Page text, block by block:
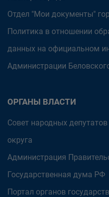
Отдел "Мои документы"
Политика в отношении
данных на официальном
Администрации
ОРГАНЫ ВЛАСТИ
Совет народных
округа
Администрация
Государственная дума РФ
Портал органов